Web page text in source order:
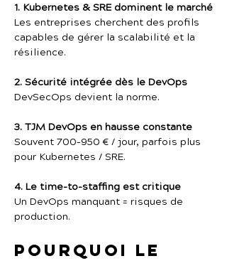
1. Kubernetes & SRE dominent le marché
Les entreprises cherchent des profils
capables de gérer la scalabilité et la
résilience.
2. Sécurité intégrée dès le DevOps
DevSecOps devient la norme.
3. TJM DevOps en hausse constante
Souvent 700–950 € / jour, parfois plus
pour Kubernetes / SRE.
4. Le time-to-staffing est critique
Un DevOps manquant = risques de
production.
Pourquoi Le